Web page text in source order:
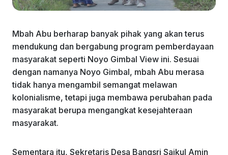
Mbah Abu berharap banyak pihak yang akan terus
mendukung dan bergabung program pemberdayaan
masyarakat seperti Noyo Gimbal View ini. Sesuai
dengan namanya Noyo Gimbal, mbah Abu merasa
tidak hanya mengambil semangat melawan
kolonialisme, tetapi juga membawa perubahan pada
masyarakat berupa mengangkat kesejahteraan
masyarakat.
Sementara itu, Sekretaris Desa Bangsri Saikul Amin